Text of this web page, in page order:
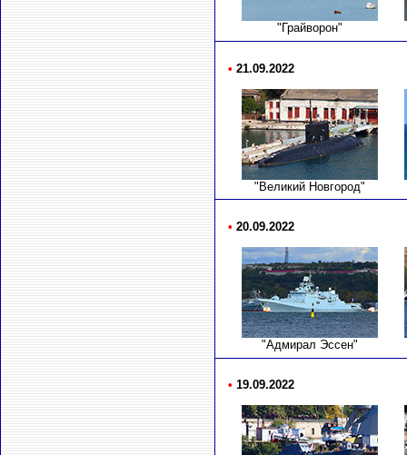
"Грайворон"
• 21.09.2022
"Великий Новгород"
• 20.09.2022
"Адмирал Эссен"
• 19.09.2022